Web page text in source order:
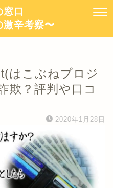
窓口
激辛考察〜
はこぶねプロジ
欺？評判や口コ
2020年1月28日